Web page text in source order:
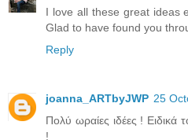
I love all these great ideas
Glad to have found you
Reply
joanna_ARTbyJWP 25
Πολύ ωραίες ιδέες ! Ειδικά
!